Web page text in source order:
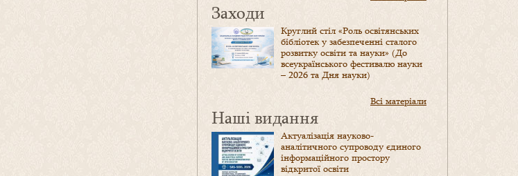
Заходи
Круглий стіл «Роль освітянських
бібліотек у забезпеченні сталого
розвитку освіти та науки» (До
всеукраїнського фестивалю науки
– 2026 та Дня науки)
Всі матеріали
Наші видання
Актуалізація науково-
аналітичного супроводу єдиного
інформаційного простору
відкритої освіти